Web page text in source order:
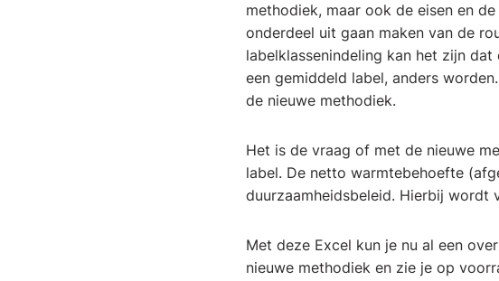
methodiek, maar ook de eisen en
onderdeel uit gaan maken van de
labelklassenindeling kan het zijn
een gemiddeld label, anders
de nieuwe methodiek.
Het is de vraag of met de nieuwe
label. De netto warmtebehoefte
duurzaamheidsbeleid. Hierbij wordt
Met deze Excel kun je nu al een
nieuwe methodiek en zie je op